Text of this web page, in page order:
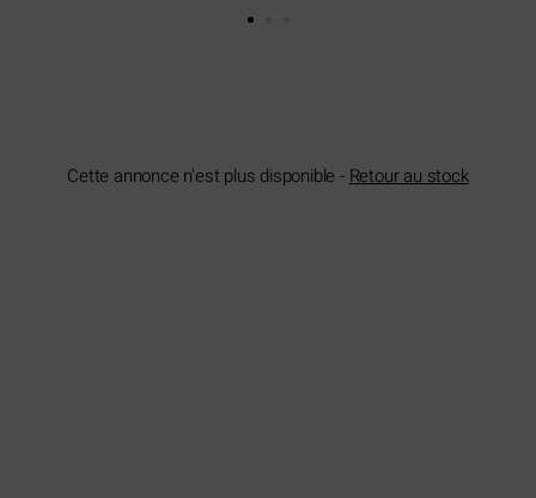
Cette annonce n'est plus disponible - Retour au stock